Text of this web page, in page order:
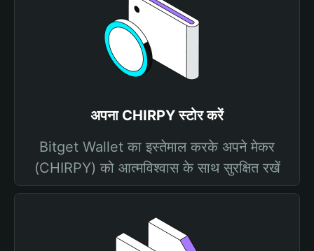
अपना CHIRPY स्टोर करें
Bitget Wallet का इस्तेमाल करके अपने मेकर
(CHIRPY) को आत्मविश्वास के साथ सुरक्षित रखें